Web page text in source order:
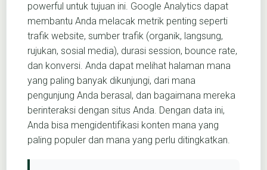
powerful untuk tujuan ini. Google Analytics dapat
membantu Anda melacak metrik penting seperti
trafik website, sumber trafik (organik, langsung,
rujukan, sosial media), durasi session, bounce rate,
dan konversi. Anda dapat melihat halaman mana
yang paling banyak dikunjungi, dari mana
pengunjung Anda berasal, dan bagaimana mereka
berinteraksi dengan situs Anda. Dengan data ini,
Anda bisa mengidentifikasi konten mana yang
paling populer dan mana yang perlu ditingkatkan.